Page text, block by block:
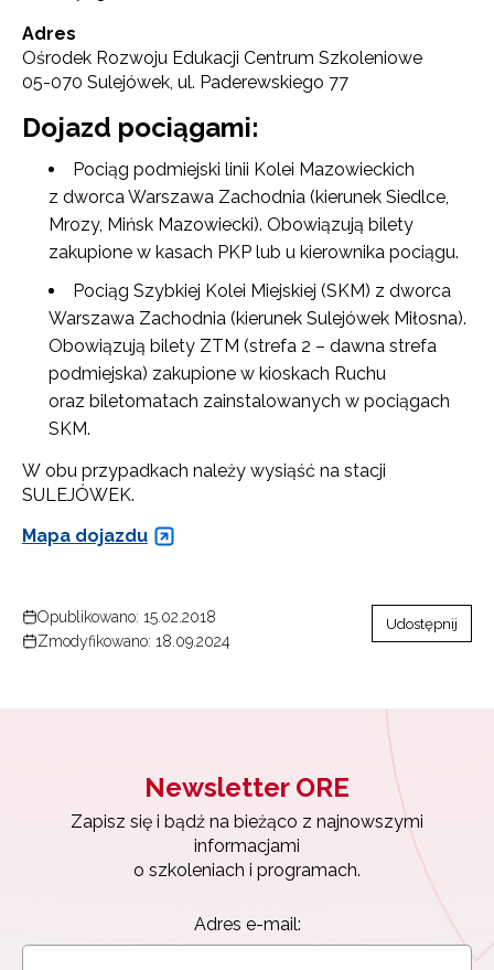
Adres
Ośrodek Rozwoju Edukacji Centrum Szkoleniowe
05-070 Sulejówek, ul. Paderewskiego 77
Dojazd pociągami:
Pociąg podmiejski linii Kolei Mazowieckich
z dworca Warszawa Zachodnia (kierunek Siedlce,
Mrozy, Mińsk Mazowiecki). Obowiązują bilety
zakupione w kasach PKP lub u kierownika pociągu.
Pociąg Szybkiej Kolei Miejskiej (SKM) z dworca
Warszawa Zachodnia (kierunek Sulejówek Miłosna).
Obowiązują bilety ZTM (strefa 2 – dawna strefa
podmiejska) zakupione w kioskach Ruchu
oraz biletomatach zainstalowanych w pociągach
SKM.
W obu przypadkach należy wysiąść na stacji
SULEJÓWEK.
Mapa dojazdu
Opublikowano: 15.02.2018
Zmodyfikowano: 18.09.2024
Udostępnij
Newsletter ORE
Zapisz się i bądź na bieżąco z najnowszymi
informacjami
o szkoleniach i programach.
Adres e-mail:
Newsletter ORE
Zapisz się i bądź na bieżąco z najnowszymi
informacjami
o szkoleniach i programach.
Adres e-mail:
Wyrażam zgodę na przetwarzanie moich danych
osobowych przez ORE w celach marketingowych.
Zapisuję się